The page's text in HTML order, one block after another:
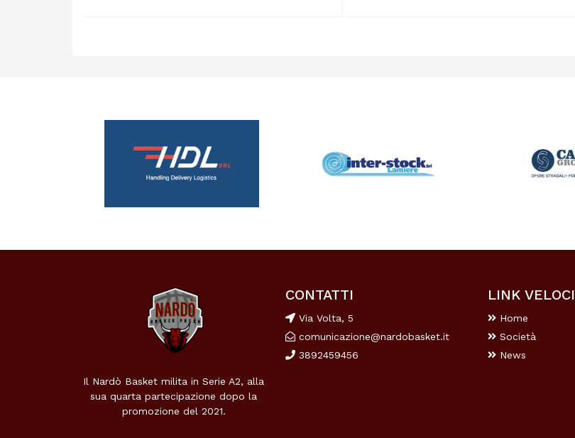
Il Nardò Basket milita in Serie A2, alla
sua quarta partecipazione dopo la
promozione del 2021.
CONTATTI
Via Volta, 5
comunicazione@nardobasket.it
3892459456
LINK VELOCI
Home
Società
News